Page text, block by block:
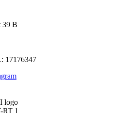
39 B
17176347